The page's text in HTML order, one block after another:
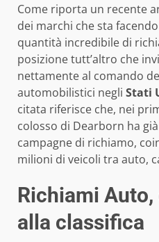
Come riporta un recente
dei marchi che sta
quantità incredibile di
posizione tutt’altro che
nettamente al comando
automobilistici negli Stati
citata riferisce che, nei
colosso di Dearborn ha
campagne di richiamo,
milioni di veicoli tra auto,
Richiami Auto,
alla classifica